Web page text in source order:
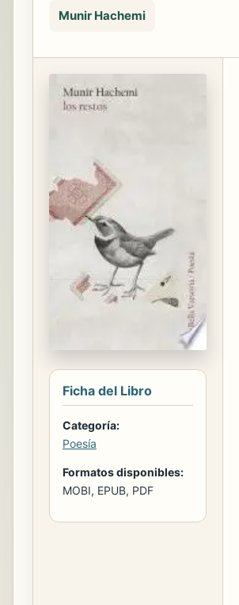
Munir Hachemi
Ficha del Libro
Categoría:
Poesía
Formatos disponibles:
MOBI, EPUB, PDF